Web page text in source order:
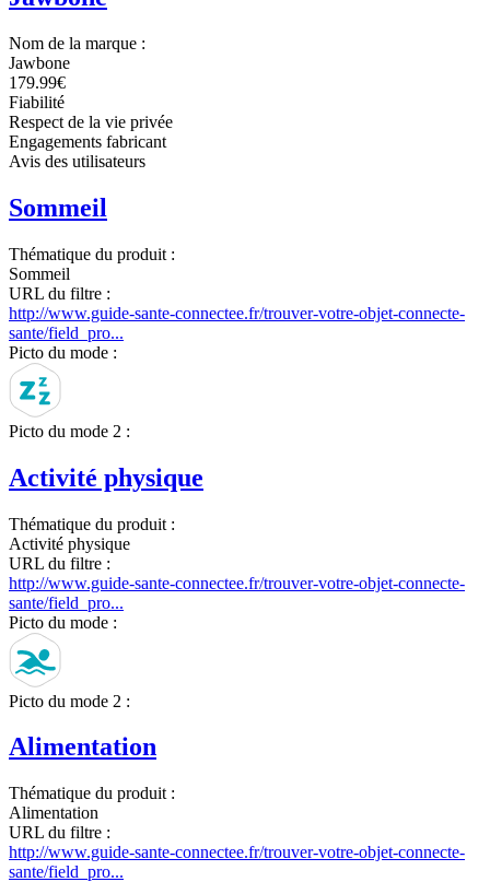
Nom de la marque :
Jawbone
179.99€
Fiabilité
Respect de la vie privée
Engagements fabricant
Avis des utilisateurs
Sommeil
Thématique du produit :
Sommeil
URL du filtre :
http://www.guide-sante-connectee.fr/trouver-votre-objet-connecte-
sante/field_pro...
Picto du mode :
Picto du mode 2 :
Activité physique
Thématique du produit :
Activité physique
URL du filtre :
http://www.guide-sante-connectee.fr/trouver-votre-objet-connecte-
sante/field_pro...
Picto du mode :
Picto du mode 2 :
Alimentation
Thématique du produit :
Alimentation
URL du filtre :
http://www.guide-sante-connectee.fr/trouver-votre-objet-connecte-
sante/field_pro...